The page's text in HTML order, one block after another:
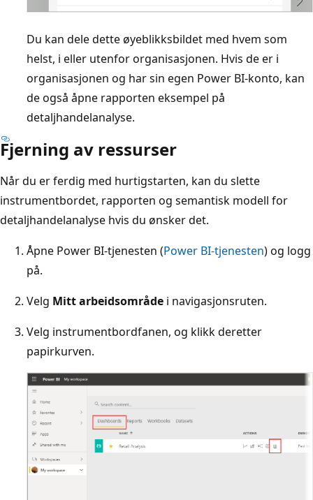
Du kan dele dette øyeblikksbildet med hvem som
helst, i eller utenfor organisasjonen. Hvis de er i
organisasjonen og har sin egen Power BI-konto, kan
de også åpne rapporten eksempel på
detaljhandelanalyse.
Fjerning av ressurser
Når du er ferdig med hurtigstarten, kan du slette
instrumentbordet, rapporten og semantisk modell for
detaljhandelanalyse hvis du ønsker det.
Åpne Power BI-tjenesten (Power BI-tjenesten) og logg
på.
Velg Mitt arbeidsområde i navigasjonsruten.
Velg instrumentbordfanen, og klikk deretter
papirkurven.